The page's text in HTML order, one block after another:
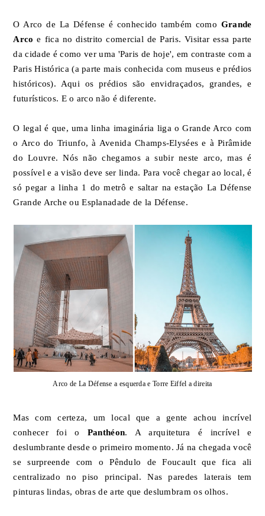
O Arco de La Défense é conhecido também como Grande
Arco e fica no distrito comercial de Paris. Visitar essa parte
da cidade é como ver uma 'Paris de hoje', em contraste com a
Paris Histórica (a parte mais conhecida com museus e prédios
históricos). Aqui os prédios são envidraçados, grandes, e
futurísticos. E o arco não é diferente.
O legal é que, uma linha imaginária liga o Grande Arco com
o Arco do Triunfo, à Avenida Champs-Elysées e à Pirâmide
do Louvre. Nós não chegamos a subir neste arco, mas é
possível e a visão deve ser linda. Para você chegar ao local, é
só pegar a linha 1 do metrô e saltar na estação La Défense
Grande Arche ou Esplanadade de la Défense.
Arco de La Défense a esquerda e Torre Eiffel a direita
Mas com certeza, um local que a gente achou incrível
conhecer foi o Panthéon. A arquitetura é incrível e
deslumbrante desde o primeiro momento. Já na chegada você
se surpreende com o Pêndulo de Foucault que fica ali
centralizado no piso principal. Nas paredes laterais tem
pinturas lindas, obras de arte que deslumbram os olhos.